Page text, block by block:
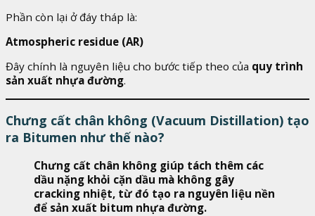
Phần còn lại ở đáy tháp là:
Atmospheric residue (AR)
Đây chính là nguyên liệu cho bước tiếp theo của quy trình
sản xuất nhựa đường.
Chưng cất chân không (Vacuum Distillation) tạo
ra Bitumen như thế nào?
Chưng cất chân không giúp tách thêm các
dầu nặng khỏi cặn dầu mà không gây
cracking nhiệt, từ đó tạo ra nguyên liệu nền
để sản xuất bitum nhựa đường.